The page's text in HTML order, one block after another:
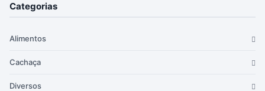
Categorias
Alimentos
Cachaça
Diversos